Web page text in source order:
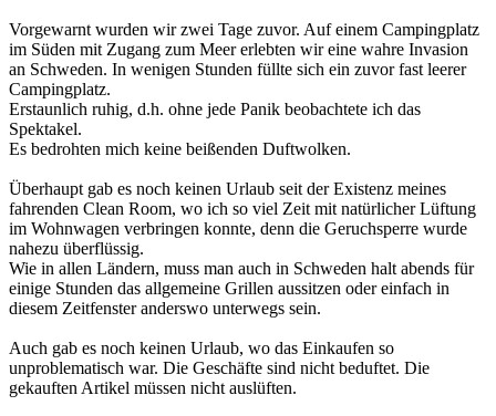
Vorgewarnt wurden wir zwei Tage zuvor. Auf einem Campingplatz
im Süden mit Zugang zum Meer erlebten wir eine wahre Invasion
an Schweden. In wenigen Stunden füllte sich ein zuvor fast leerer
Campingplatz.
Erstaunlich ruhig, d.h. ohne jede Panik beobachtete ich das
Spektakel.
Es bedrohten mich keine beißenden Duftwolken.
Überhaupt gab es noch keinen Urlaub seit der Existenz meines
fahrenden Clean Room, wo ich so viel Zeit mit natürlicher Lüftung
im Wohnwagen verbringen konnte, denn die Geruchsperre wurde
nahezu überflüssig.
Wie in allen Ländern, muss man auch in Schweden halt abends für
einige Stunden das allgemeine Grillen aussitzen oder einfach in
diesem Zeitfenster anderswo unterwegs sein.
Auch gab es noch keinen Urlaub, wo das Einkaufen so
unproblematisch war. Die Geschäfte sind nicht beduftet. Die
gekauften Artikel müssen nicht auslüften.